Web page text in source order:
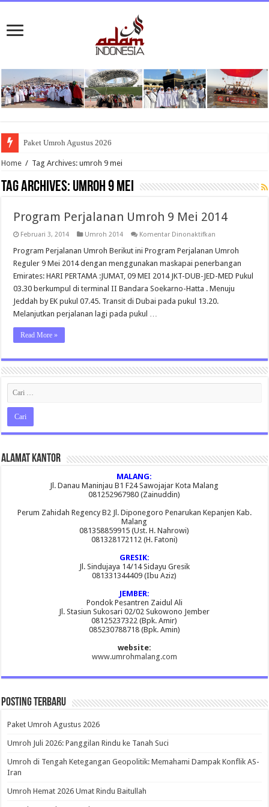
Paket Umroh Agustus 2026
Home / Tag Archives: umroh 9 mei
Tag Archives: umroh 9 mei
Program Perjalanan Umroh 9 Mei 2014
Februari 3, 2014 Umroh 2014 Komentar Dinonaktifkan
Perjalanan
9
Mei
2014
Program Perjalanan Umroh Berikut ini Program Perjalanan Umroh
Reguler 9 Mei 2014 dengan menggunakan maskapai penerbangan
Emirates: HARI PERTAMA :JUMAT, 09 MEI 2014 JKT-DUB-JED-MED Pukul
03.30 berkumpul di terminal II Bandara Soekarno-Hatta . Menuju
Jeddah by EK pukul 07.45. Transit di Dubai pada pukul 13.20.
Melanjutkan perjalanan lagi pada pukul …
Read More »
Alamat Kantor
MALANG:
Jl. Danau Maninjau B1 F24 Sawojajar Kota Malang
081252967980 (Zainuddin)
Perum Zahidah Regency B2 Jl. Diponegoro Penarukan Kepanjen Kab.
Malang
081358859915 (Ust. H. Nahrowi)
081328172112 (H. Fatoni)
GRESIK:
Jl. Sindujaya 14/14 Sidayu Gresik
081331344409 (Ibu Aziz)
JEMBER:
Pondok Pesantren Zaidul Ali
Jl. Stasiun Sukosari 02/02 Sukowono Jember
08125237322 (Bpk. Amir)
085230788718 (Bpk. Amin)
website:
www.umrohmalang.com
Posting Terbaru
Paket Umroh Agustus 2026
Umroh Juli 2026: Panggilan Rindu ke Tanah Suci
Umroh di Tengah Ketegangan Geopolitik: Memahami Dampak Konflik AS-
Iran
Umroh Hemat 2026 Umat Rindu Baitullah